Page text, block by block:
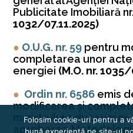
Publicitate Imobiliară
1032/07.11.2025)
● O.U.G. nr. 59 pentru
completarea unor
energiei (M.O. nr.
● Ordin nr. 6586 emis
modificarea şi
ministrului educaţiei
aprobarea
Folosim cookie-uri pentru a